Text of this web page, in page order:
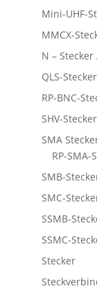
Mini-UHF-
MMCX-
N –
QLS-
RP-BNC-
SHV-
SMA
RP-SMA-
SMB-
SMC-
SSMB-
SSMC-
Stecker